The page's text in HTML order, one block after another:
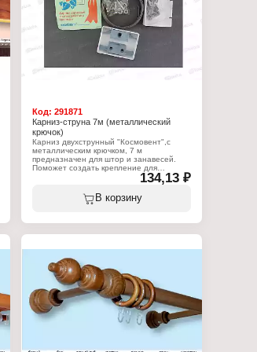
Код:291871
Карниз-струна 7м (металлический
крючок)
Карниз двухструнный "Космовент",с
металлическим крючком, 7 м
предназначен для штор и занавесей.
Поможет создать крепление для
подвешивания легких штор, тюлей;
текстильную перегородку для
зонирования пространства в комнате
или студии. Карниз-струна крепится к
пластика — та самая привлекательная
неповторимую атмосферу в вашем
доме.
Характеристики:
Бренд: "Космовент"
Тип товара: Карниз
Назначение: для штор
Способ крепления: потолочный
Длина: 7 м
134,13 ₽
В корзину